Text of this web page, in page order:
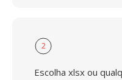
2
Escolha xlsx ou